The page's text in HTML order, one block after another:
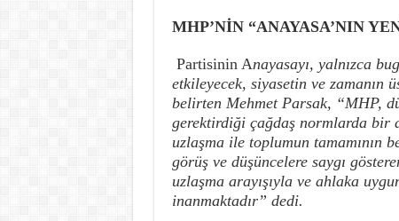
MHP’NİN “ANAYASA’NIN
Partisinin Anayasayı, yalnızca
etkileyecek, siyasetin ve zamanın
belirten Mehmet Parsak, “MHP,
gerektirdiği çağdaş normlarda bir
uzlaşma ile toplumun tamamının
görüş ve düşüncelere saygı
uzlaşma arayışıyla ve ahlaka
inanmaktadır” dedi.